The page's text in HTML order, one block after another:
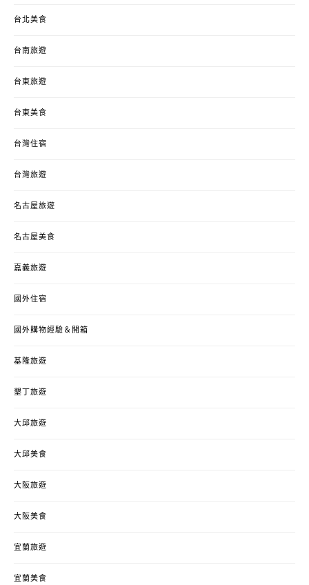
台北美食
台南旅遊
台東旅遊
台東美食
台灣住宿
台灣旅遊
名古屋旅遊
名古屋美食
嘉義旅遊
國外住宿
國外購物經驗＆開箱
基隆旅遊
墾丁旅遊
大邱旅遊
大邱美食
大阪旅遊
大阪美食
宜蘭旅遊
宜蘭美食